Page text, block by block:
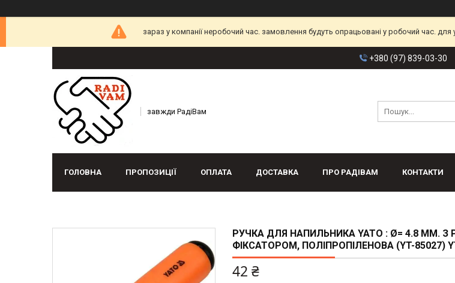
зараз у компанії неробочий час. замовлення будуть опрацьовані у робочий час.
+380 (97) 839-03-30
завжди РадіВам
ГОЛОВНА ПРОПОЗИЦІЇ ОПЛАТА ДОСТАВКА ПРО РАДІВАМ КОНТАКТИ
РУЧКА ДЛЯ НАПИЛЬНИКА YATO : Ø= 4.8 ММ. З
ФІКСАТОРОМ, ПОЛІПРОПІЛЕНОВА (YT-85027)
42 ₴